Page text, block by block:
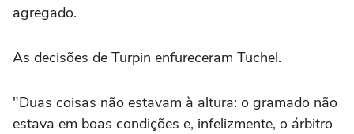
agregado.
As decisões ⁠de Turpin enfureceram ⁠Tuchel.
"Duas coisas não estavam à altura: o gramado não
estava em ⁠boas condições e, infelizmente, ‌o árbitro